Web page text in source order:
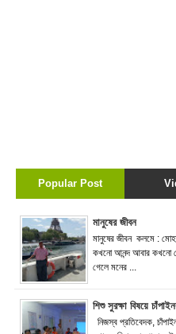
Popular Post
মানুষের জীবন
মানুষের জীবন কলমে :
কখনো আনন্দ আবার কখনো
গেলে মনের ...
শিশু সুরক্ষা বিষয়ে
নিজস্ব প্রতিবেদক,